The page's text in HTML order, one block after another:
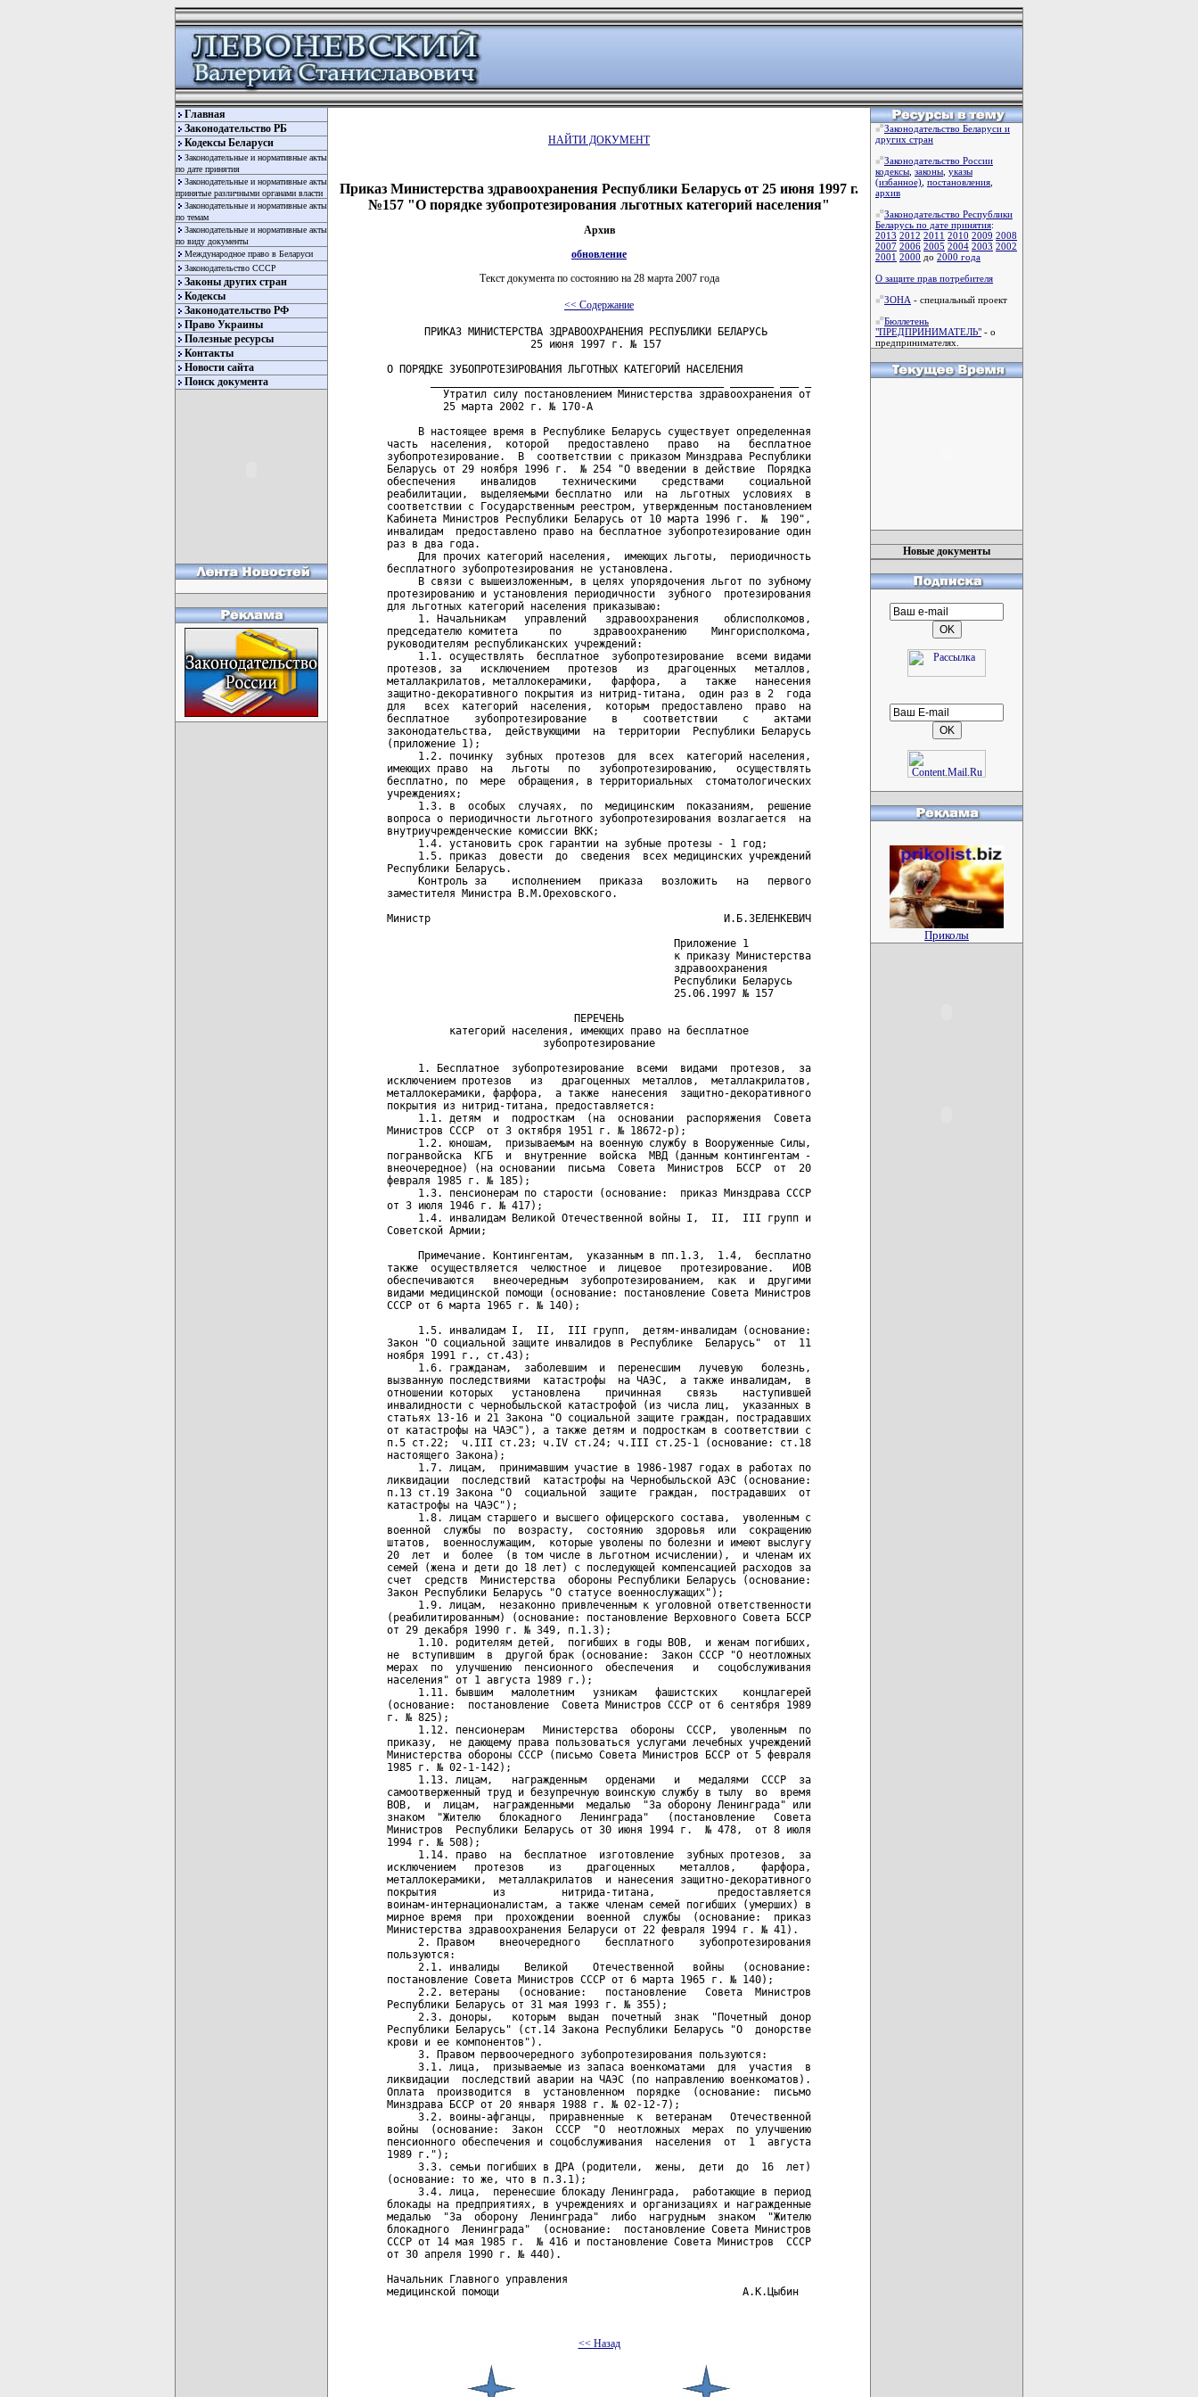
Главная
Законодательство РБ
Кодексы Беларуси
Законодательные и нормативные акты
по дате принятия
Законодательные и нормативные акты
принятые различными органами власти
Законодательные и нормативные акты
по темам
Законодательные и нормативные акты
по виду документы
Международное право в Беларуси
Законодательство СССР
Законы других стран
Кодексы
Законодательство РФ
Право Украины
Полезные ресурсы
Контакты
Новости сайта
Поиск документа
НАЙТИ ДОКУМЕНТ
Приказ Министерства здравоохранения Республики Беларусь от 25 июня 1997 г.
№157 "О порядке зубопротезирования льготных категорий населения"
Архив
обновление
Текст документа по состоянию на 28 марта 2007 года
<< Содержание
      ПРИКАЗ МИНИСТЕРСТВА ЗДРАВООХРАНЕНИЯ РЕСПУБЛИКИ БЕЛАРУСЬ
                       25 июня 1997 г. № 157
О ПОРЯДКЕ ЗУБОПРОТЕЗИРОВАНИЯ ЛЬГОТНЫХ КАТЕГОРИЙ НАСЕЛЕНИЯ
         Утратил силу постановлением Министерства здравоохранения от
         25 марта 2002 г. № 170-А
     В настоящее время в Республике Беларусь существует определенная
часть  населения,  которой   предоставлено   право   на   бесплатное
зубопротезирование.  В  соответствии с приказом Минздрава Республики
Беларусь от 29 ноября 1996 г.  № 254 "О введении в действие  Порядка
обеспечения    инвалидов    техническими    средствами    социальной
реабилитации,  выделяемыми бесплатно  или  на  льготных  условиях  в
соответствии с Государственным реестром, утвержденным постановлением
Кабинета Министров Республики Беларусь от 10 марта 1996 г.  №  190",
инвалидам  предоставлено право на бесплатное зубопротезирование один
раз в два года.
     Для прочих категорий населения,  имеющих льготы,  периодичность
бесплатного зубопротезирования не установлена.
     В связи с вышеизложенным, в целях упорядочения льгот по зубному
протезированию и установления периодичности  зубного  протезирования
для льготных категорий населения приказываю:
     1. Начальникам   управлений   здравоохранения    облисполкомов,
председателю комитета     по     здравоохранению    Мингорисполкома,
руководителям республиканских учреждений:
     1.1. осуществлять  бесплатное  зубопротезирование  всеми видами
протезов, за   исключением   протезов   из   драгоценных   металлов,
металлакрилатов, металлокерамики,   фарфора,   а   также   нанесения
защитно-декоративного покрытия из нитрид-титана,  один раз в 2  года
для   всех  категорий  населения,  которым  предоставлено  право  на
бесплатное    зубопротезирование    в    соответствии    с    актами
законодательства,  действующими  на  территории  Республики Беларусь
(приложение 1);
     1.2. починку  зубных  протезов  для  всех  категорий населения,
имеющих право  на   льготы   по   зубопротезированию,   осуществлять
бесплатно, по  мере  обращения, в территориальных  стоматологических
учреждениях;
     1.3. в  особых  случаях,  по  медицинским  показаниям,  решение
вопроса о периодичности льготного зубопротезирования возлагается  на
внутриучрежденческие комиссии ВКК;
     1.4. установить срок гарантии на зубные протезы - 1 год;
     1.5. приказ  довести  до  сведения  всех медицинских учреждений
Республики Беларусь.
     Контроль за    исполнением   приказа   возложить   на   первого
заместителя Министра В.М.Ореховского.
Министр                                               И.Б.ЗЕЛЕНКЕВИЧ
                                              Приложение 1
                                              к приказу Министерства
                                              здравоохранения
                                              Республики Беларусь
                                              25.06.1997 № 157
                              ПЕРЕЧЕНЬ
          категорий населения, имеющих право на бесплатное
                         зубопротезирование
     1. Бесплатное  зубопротезирование  всеми  видами  протезов,  за
исключением протезов   из   драгоценных  металлов,  металлакрилатов,
металлокерамики, фарфора,  а также  нанесения  защитно-декоративного
покрытия из нитрид-титана, предоставляется:
     1.1. детям  и  подросткам  (на  основании  распоряжения  Совета
Министров СССР  от 3 октября 1951 г. № 18672-р);
     1.2. юношам,  призываемым на военную службу в Вооруженные Силы,
погранвойска  КГБ  и  внутренние  войска  МВД (данным контингентам -
внеочередное) (на основании  письма  Совета  Министров  БССР  от  20
февраля 1985 г. № 185);
     1.3. пенсионерам по старости (основание:  приказ Минздрава СССР
от 3 июля 1946 г. № 417);
     1.4. инвалидам Великой Отечественной войны I,  II,  III групп и
Советской Армии;
     Примечание. Контингентам,  указанным в пп.1.3,  1.4,  бесплатно
также  осуществляется  челюстное  и  лицевое   протезирование.   ИОВ
обеспечиваются   внеочередным  зубопротезированием,  как  и  другими
видами медицинской помощи (основание: постановление Совета Министров
СССР от 6 марта 1965 г. № 140);
     1.5. инвалидам I,  II,  III групп,  детям-инвалидам (основание:
Закон "О социальной защите инвалидов в Республике  Беларусь"  от  11
ноября 1991 г., ст.43);
     1.6. гражданам,  заболевшим  и  перенесшим   лучевую   болезнь,
вызванную последствиями  катастрофы  на ЧАЭС,  а также инвалидам,  в
отношении которых   установлена    причинная    связь    наступившей
инвалидности с чернобыльской катастрофой (из числа лиц,  указанных в
статьях 13-16 и 21 Закона "О социальной защите граждан, пострадавших
от катастрофы на ЧАЭС"), а также детям и подросткам в соответствии с
п.5 ст.22;  ч.III ст.23; ч.IV ст.24; ч.III ст.25-1 (основание: ст.18
настоящего Закона);
     1.7. лицам,  принимавшим участие в 1986-1987 годах в работах по
ликвидации  последствий  катастрофы на Чернобыльской АЭС (основание:
п.13 ст.19 Закона "О  социальной  защите  граждан,  пострадавших  от
катастрофы на ЧАЭС");
     1.8. лицам старшего и высшего офицерского состава,  уволенным с
военной  службы  по  возрасту,  состоянию  здоровья  или  сокращению
штатов,  военнослужащим,  которые уволены по болезни и имеют выслугу
20  лет  и  более  (в том числе в льготном исчислении),  и членам их
семей (жена и дети до 18 лет) с последующей компенсацией расходов за
счет  средств  Министерства  обороны Республики Беларусь (основание:
Закон Республики Беларусь "О статусе военнослужащих");
     1.9. лицам,  незаконно привлеченным к уголовной ответственности
(реабилитированным) (основание: постановление Верховного Совета БССР
от 29 декабря 1990 г. № 349, п.1.3);
     1.10. родителям детей,  погибших в годы ВОВ,  и женам погибших,
не  вступившим  в  другой брак (основание:  Закон СССР "О неотложных
мерах  по  улучшению  пенсионного  обеспечения   и   соцобслуживания
населения" от 1 августа 1989 г.);
     1.11. бывшим   малолетним   узникам   фашистских    концлагерей
(основание:  постановление  Совета Министров СССР от 6 сентября 1989
г. № 825);
     1.12. пенсионерам   Министерства  обороны  СССР,  уволенным  по
приказу,  не дающему права пользоваться услугами лечебных учреждений
Министерства обороны СССР (письмо Совета Министров БССР от 5 февраля
1985 г. № 02-1-142);
     1.13. лицам,   награжденным   орденами   и   медалями  СССР  за
самоотверженный труд и безупречную воинскую службу в тылу  во  время
ВОВ,  и  лицам,  награжденными  медалью  "За оборону Ленинграда" или
знаком  "Жителю   блокадного   Ленинграда"   (постановление   Совета
Министров  Республики Беларусь от 30 июня 1994 г.  № 478,  от 8 июля
1994 г. № 508);
     1.14. право  на  бесплатное  изготовление  зубных протезов,  за
исключением   протезов    из    драгоценных    металлов,    фарфора,
металлокерамики,  металлакрилатов  и нанесения защитно-декоративного
покрытия         из         нитрида-титана,          предоставляется
воинам-интернационалистам, а также членам семей погибших (умерших) в
мирное время  при  прохождении  военной  службы  (основание:  приказ
Министерства здравоохранения Беларуси от 22 февраля 1994 г. № 41).
     2. Правом    внеочередного    бесплатного    зубопротезирования
пользуются:
     2.1. инвалиды    Великой    Отечественной   войны   (основание:
постановление Совета Министров СССР от 6 марта 1965 г. № 140);
     2.2. ветераны   (основание:   постановление   Совета  Министров
Республики Беларусь от 31 мая 1993 г. № 355);
     2.3. доноры,   которым  выдан  почетный  знак  "Почетный  донор
Республики Беларусь" (ст.14 Закона Республики Беларусь "О  донорстве
крови и ее компонентов").
     3. Правом первоочередного зубопротезирования пользуются:
     3.1. лица,  призываемые из запаса военкоматами  для  участия  в
ликвидации  последствий аварии на ЧАЭС (по направлению военкоматов).
Оплата  производится  в  установленном  порядке  (основание:  письмо
Минздрава БССР от 20 января 1988 г. № 02-12-7);
     3.2. воины-афганцы,  приравненные  к  ветеранам   Отечественной
войны  (основание:  Закон  СССР  "О  неотложных  мерах  по улучшению
пенсионного обеспечения и соцобслуживания  населения  от  1  августа
1989 г.");
     3.3. семьи погибших в ДРА (родители,  жены,  дети  до  16  лет)
(основание: то же, что в п.3.1);
     3.4. лица,  перенесшие блокаду Ленинграда,  работающие в период
блокады на предприятиях, в учреждениях и организациях и награжденные
медалью  "За  оборону  Ленинграда"  либо  нагрудным  знаком  "Жителю
блокадного  Ленинграда"  (основание:  постановление Совета Министров
СССР от 14 мая 1985 г.  № 416 и постановление Совета Министров  СССР
от 30 апреля 1990 г. № 440).
Начальник Главного управления
медицинской помощи                                       А.К.Цыбин
<< Назад
Законодательство Беларуси и
других стран
Законодательство России
кодексы законы указы
(избанное) постановления
архив
Законодательство Республики
Беларусь по дате принятия:
2013 2012 2011 2010 2009 2008
2007 2006 2005 2004 2003 2002
2001 2000 до 2000 года
О защите прав потребителя
ЗОНА - специальный проект
Бюллетень
"ПРЕДПРИНИМАТЕЛЬ" - о
предпринимателях.
Новые документы
Приколы